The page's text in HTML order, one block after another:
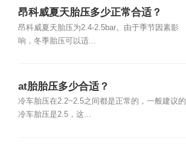
昂科威夏天胎压多少正常合适？
昂科威夏天胎压为2.4-2.5bar。由于季节因素影
响，冬季胎压可以适...
at胎胎压多少合适？
冷车胎压在2.2~2.5之间都是正常的，一般建议的
冷车胎压是2.5，这...